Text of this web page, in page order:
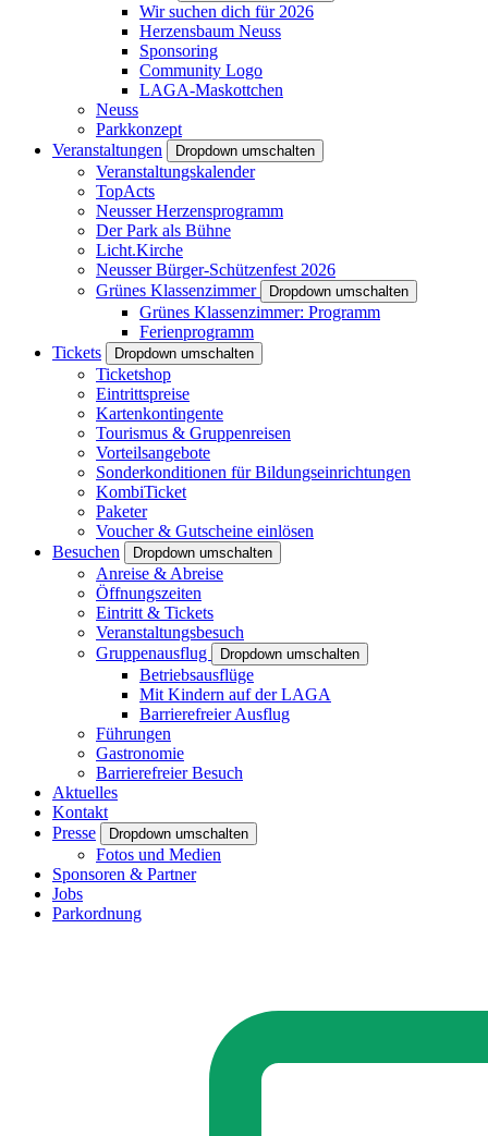
Wir suchen dich für 2026
Herzensbaum Neuss
Sponsoring
Community Logo
LAGA-Maskottchen
Neuss
Parkkonzept
Veranstaltungen
Dropdown umschalten
Veranstaltungskalender
TopActs
Neusser Herzensprogramm
Der Park als Bühne
Licht.Kirche
Neusser Bürger-Schützenfest 2026
Grünes Klassenzimmer
Dropdown umschalten
Grünes Klassenzimmer: Programm
Ferienprogramm
Tickets
Dropdown umschalten
Ticketshop
Eintrittspreise
Kartenkontingente
Tourismus & Gruppenreisen
Vorteilsangebote
Sonderkonditionen für Bildungseinrichtungen
KombiTicket
Paketer
Voucher & Gutscheine einlösen
Besuchen
Dropdown umschalten
Anreise & Abreise
Öffnungszeiten
Eintritt & Tickets
Veranstaltungsbesuch
Gruppenausflug
Dropdown umschalten
Betriebsausflüge
Mit Kindern auf der LAGA
Barrierefreier Ausflug
Führungen
Gastronomie
Barrierefreier Besuch
Aktuelles
Kontakt
Presse
Dropdown umschalten
Fotos und Medien
Sponsoren & Partner
Jobs
Parkordnung